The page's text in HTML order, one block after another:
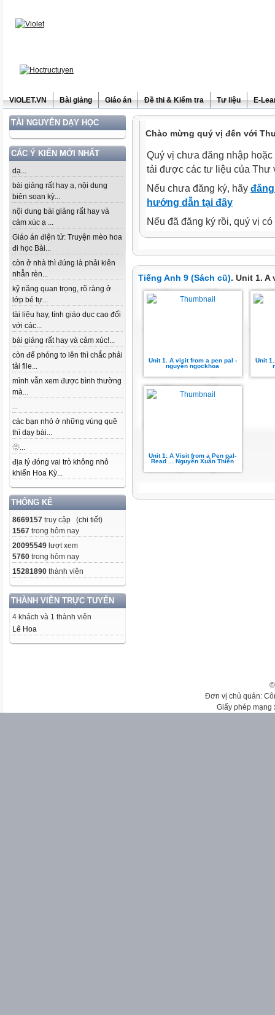
ViOLET.VN Bài giảng Giáo án Đề thi & Kiểm tra Tư liệu E-
TÀI NGUYÊN DẠY HỌC
CÁC Ý KIẾN MỚI NHẤT
dạ...
bài giảng rất hay ạ, nội dung
biên soạn kỳ...
nội dung bài giảng rất hay và
cảm xúc ạ ...
Giáo án điện tử: Truyện mèo hoa
đi học Bài...
còn ở nhà thì đúng là phải kiên
nhẫn rèn...
kỹ năng quan trọng, rõ ràng ở
lớp bé tự...
tài liệu hay, tính giáo dục cao đối
với các...
bài giảng rất hay và cảm xúc!...
còn để phóng to lên thì chắc phải
tải file...
mình vẫn xem được bình thường
mà...
...
các bạn nhỏ ở những vùng quê
thì dạy bài...
🫥...
địa lý đóng vai trò không nhỏ
khiến Hoa Kỳ...
THỐNG KÊ
8669157 truy cập (chi tiết)
1567 trong hôm nay
20095549 lượt xem
5760 trong hôm nay
15281890 thành viên
THÀNH VIÊN TRỰC TUYẾN
4 khách và 1 thành viên
Lê Hoa
Chào mừng quý vị đến với
Quý vị chưa đăng nhập
tải được các tư liệu của Thư
Nếu chưa đăng ký, hãy
hướng dẫn tại đây
Nếu đã đăng ký rồi, quý vị
Tiếng Anh 9 (Sách cũ). Unit 1. A
Unit 1. A visit from a pen pal -
nguyễn ngọckhoa
Unit
Unit 1: A Visit from a Pen pal-
Read ... Nguyễn Xuân Thiển
Đơn vị chủ quản:
Giấy phép mạng